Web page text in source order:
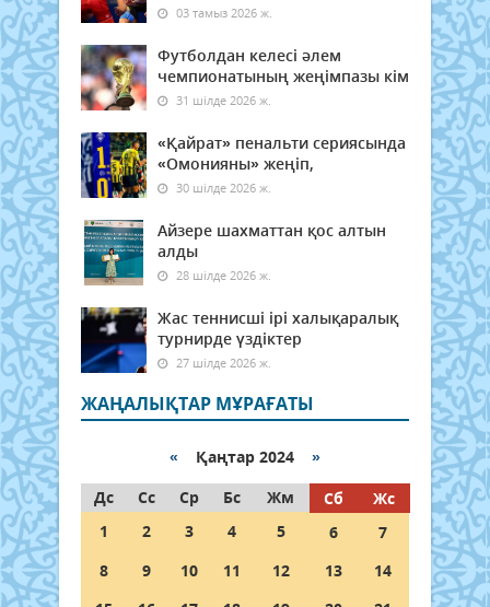
03 тамыз 2026 ж.
Футболдан келесі әлем
чемпионатының жеңімпазы кім
31 шілде 2026 ж.
«Қайрат» пенальти сериясында
«Омонияны» жеңіп,
30 шілде 2026 ж.
Айзере шахматтан қос алтын
алды
28 шілде 2026 ж.
Жас теннисші ірі халықаралық
турнирде үздіктер
27 шілде 2026 ж.
ЖАҢАЛЫҚТАР МҰРАҒАТЫ
« Қаңтар 2024 »
Дс
Сс Ср Бс Жм Сб
Жс
1
2 3 4 5 6
7
8
9 10 11 12 13
14